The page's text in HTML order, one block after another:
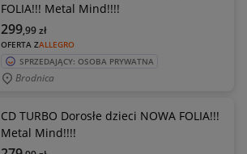
FOLIA!!! Metal Mind!!!!
OFERTA ZALLEGRO
299,99zł
SPRZEDAJĄCY: OSOBA PRYWATNA
Brodnica
CD TURBO Dorosłe dzieci NOWA FOLIA!!!
Metal Mind!!!!